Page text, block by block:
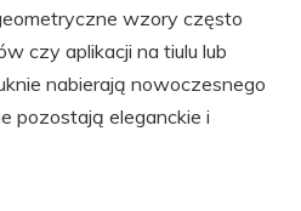
wzory często
czy aplikacji na tiulu lub
nabierają nowoczesnego
pozostają eleganckie i